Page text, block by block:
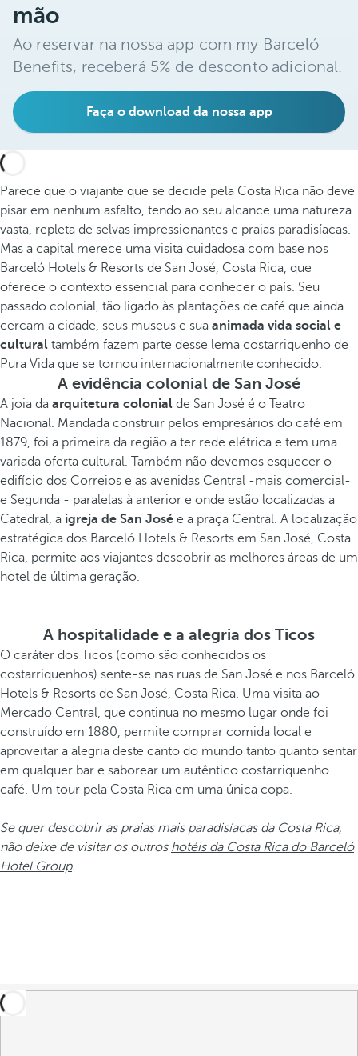
mão
Ao reservar na nossa app com my Barceló
Benefits, receberá 5% de desconto adicional.
Faça o download da nossa app
Parece que o viajante que se decide pela Costa Rica não deve
pisar em nenhum asfalto, tendo ao seu alcance uma natureza
vasta, repleta de selvas impressionantes e praias paradisíacas.
Mas a capital merece uma visita cuidadosa com base nos
Barceló Hotels & Resorts de San José, Costa Rica, que
oferece o contexto essencial para conhecer o país. Seu
passado colonial, tão ligado às plantações de café que ainda
cercam a cidade, seus museus e sua animada vida social e
cultural também fazem parte desse lema costarriquenho de
Pura Vida que se tornou internacionalmente conhecido.
A evidência colonial de San José
A joia da arquitetura colonial de San José é o Teatro
Nacional. Mandada construir pelos empresários do café em
1879, foi a primeira da região a ter rede elétrica e tem uma
variada oferta cultural. Também não devemos esquecer o
edifício dos Correios e as avenidas Central -mais comercial-
e Segunda - paralelas à anterior e onde estão localizadas a
Catedral, a igreja de San José e a praça Central. A localização
estratégica dos Barceló Hotels & Resorts em San José, Costa
Rica, permite aos viajantes descobrir as melhores áreas de um
hotel de última geração.
A hospitalidade e a alegria dos Ticos
O caráter dos Ticos (como são conhecidos os
costarriquenhos) sente-se nas ruas de San José e nos Barceló
Hotels & Resorts de San José, Costa Rica. Uma visita ao
Mercado Central, que continua no mesmo lugar onde foi
construído em 1880, permite comprar comida local e
aproveitar a alegria deste canto do mundo tanto quanto sentar
em qualquer bar e saborear um autêntico costarriquenho
café. Um tour pela Costa Rica em uma única copa.
Se quer descobrir as praias mais paradisíacas da Costa Rica,
não deixe de visitar os outros hotéis da Costa Rica do Barceló
Hotel Group.